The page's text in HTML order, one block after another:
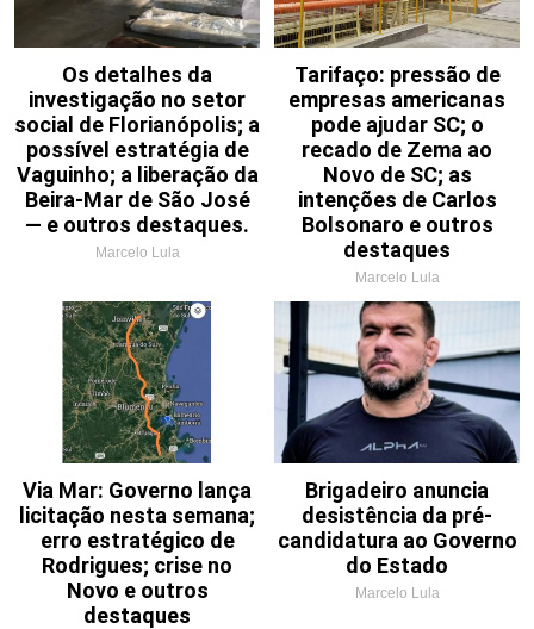
Os detalhes da
investigação no setor
social de Florianópolis; a
possível estratégia de
Vaguinho; a liberação da
Beira-Mar de São José
— e outros destaques.
Marcelo Lula
Tarifaço: pressão de
empresas americanas
pode ajudar SC; o
recado de Zema ao
Novo de SC; as
intenções de Carlos
Bolsonaro e outros
destaques
Marcelo Lula
Via Mar: Governo lança
licitação nesta semana;
erro estratégico de
Rodrigues; crise no
Novo e outros
destaques
Brigadeiro anuncia
desistência da pré-
candidatura ao Governo
do Estado
Marcelo Lula